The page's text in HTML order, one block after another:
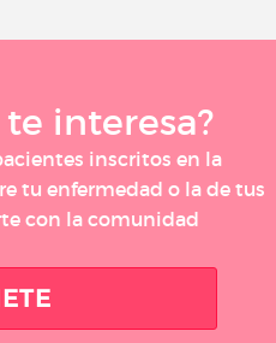
interesa?
inscritos en la
tu enfermedad o la de tus
con la comunidad